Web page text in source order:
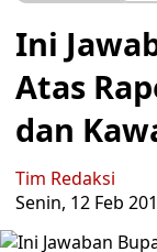
Ini
Atas
dan
Tim Redaksi
Senin, 12 Feb